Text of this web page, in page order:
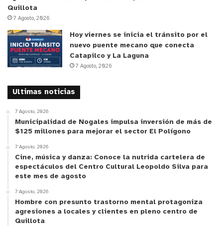
balneario, uno de los polos deportivos y turísticos
más importantes de Concón.
y tú, ¿qué opinas?
Quillota
7 Agosto, 2026
Hoy viernes se inicia el tránsito por el
nuevo puente mecano que conecta
Catapilco y La Laguna
7 Agosto, 2026
Ultimas noticias
7 Agosto, 2026
Municipalidad de Nogales impulsa inversión de más de
$125 millones para mejorar el sector El Polígono
7 Agosto, 2026
Cine, música y danza: Conoce la nutrida cartelera de
espectáculos del Centro Cultural Leopoldo Silva para
este mes de agosto
7 Agosto, 2026
Hombre con presunto trastorno mental protagoniza
agresiones a locales y clientes en pleno centro de
Quillota